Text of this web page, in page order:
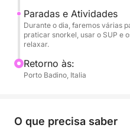
aventura completa, com
explorar a beleza da
suas necessidades
saborear uma garrafa de
música favorita graças
Paradas e Atividades
Durante o dia, faremos várias
praticar snorkel, usar o SUP e
relaxar.
Retorno às:
Porto Badino, Italia
O que precisa saber